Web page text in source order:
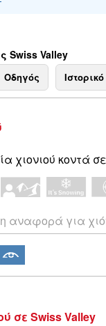
Swiss Valley
Οδηγός Ιστορικό
χιονιού κοντά
αναφορά για
σε Swiss Valley